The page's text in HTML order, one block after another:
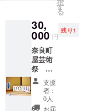
す
る
30,
000 円
残り1
奈良町
屋芸術
祭 は
ならあ
と
2016
入選作
支援
者：
0人
お届